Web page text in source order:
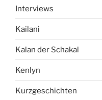
Interviews
Kailani
Kalan der Schakal
Kenlyn
Kurzgeschichten